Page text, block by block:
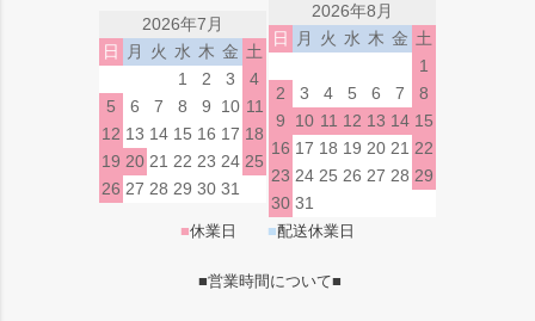
2026年7月
日
月 火 水 木 金 土
1
2 3
4
5
6 7 8 9 10 11
12 13 14 15 16 17 18
19 20 21 22 23 24 25
26 27 28 29 30 31
2026年8月
日
月 火 水 木 金 土
1
2
3 4 5 6 7
8
9
10 11 12 13 14 15
16 17 18 19 20 21 22
23 24 25 26 27 28 29
30 31
■休業日 ■配送休業日
■営業時間について■